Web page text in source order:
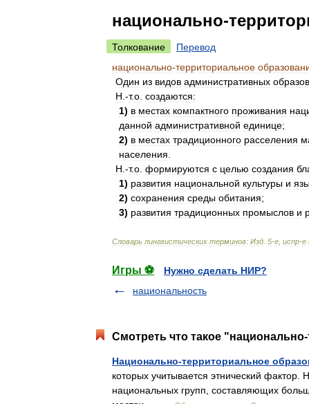
национально-
Толкование
Перевод
национально-территориальное
Один из видов административных
Н .-т.о создаются:
1) в местах компактного проживания
данной административной единице;
2) в местах традиционного расселения
населения
Н .-т.о формируются с целью создания
1) развития национальной культуры и
2) сохранения среды обитания;
3) развития традиционных промыслов и
Словарь лингвистических терминов: Изд 5-е испр-е
Игры ⚽
Нужно сделать НИР?
национальность
Смотреть что такое
Национально-территориальное
которых учитывается этнический фактор.
национальных групп, составляющих